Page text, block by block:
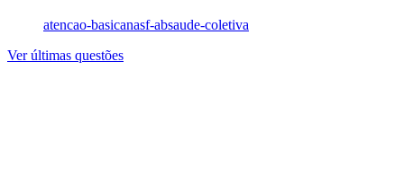
atencao-basicanasf-absaude-coletiva
Ver últimas questões